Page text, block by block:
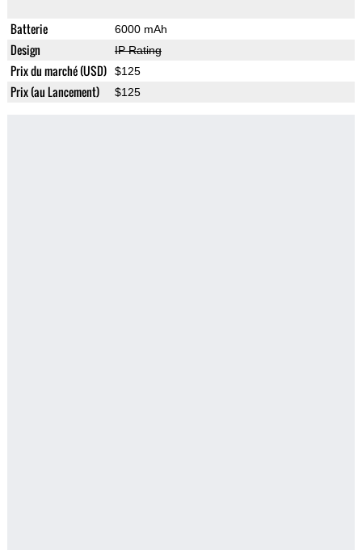
Batterie 6000 mAh
Design IP Rating
Prix du marché (USD) $125
Prix (au Lancement) $125